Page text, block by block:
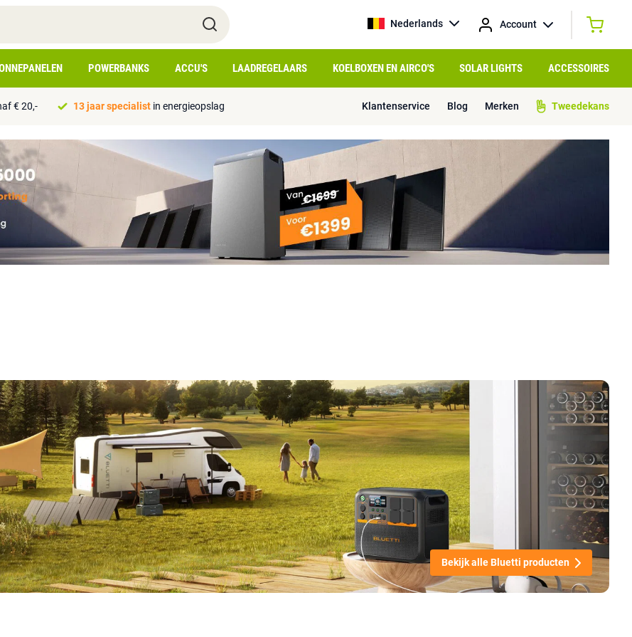
Nederlands Account
POWERBANKS ACCU'S LAADREGELAARS KOELBOXEN EN AIRCO'S SOLAR LIGHTS ACCESSOIRES
€ 20,- 13 jaar specialist in energieopslag Klantenservice Blog Merken Tweedekans
Bekijk alle Bluetti producten